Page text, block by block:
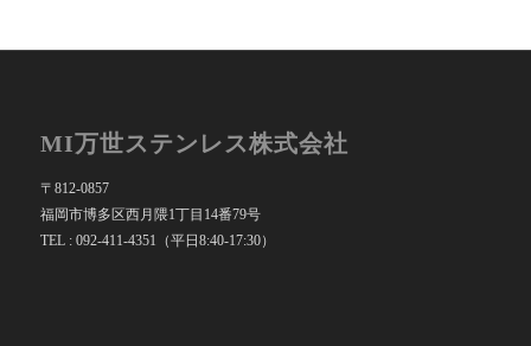
MI万世ステンレス株式会社
〒812-0857
福岡市博多区西月隈1丁目14番79号
TEL : 092-411-4351（平日8:40-17:30）